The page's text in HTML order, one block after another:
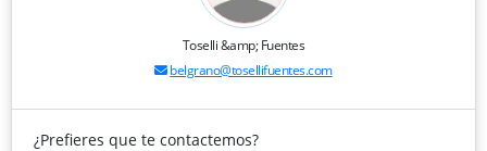
Toselli &amp; Fuentes
belgrano@tosellifuentes.com
¿Prefieres que te contactemos?